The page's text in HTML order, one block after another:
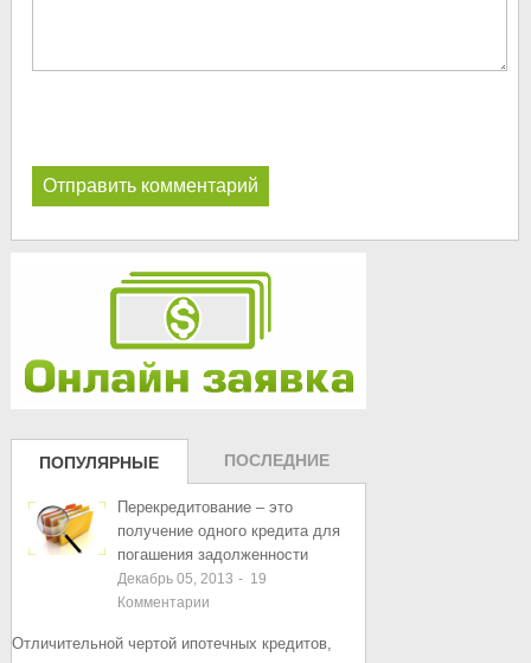
ПОПУЛЯРНЫЕ
ЗАПИСИ
ПОСЛЕДНИЕ
ЗАПИСИ
Перекредитование – это
получение одного кредита для
погашения задолженности
Декабрь 05, 2013 - 19
Комментарии
Отличительной чертой ипотечных кредитов,